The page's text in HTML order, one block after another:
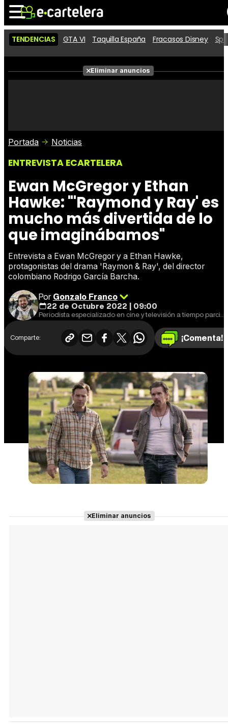
Noticias Cartelera
Películas
Críticas
TENDENCIAS GTA VI Taquilla España Fracasos Disney
Eliminar anuncios
Portada Noticias
ENTREVISTA ECARTELERA
Ewan McGregor y Ethan
Hawke: "'Raymond y Ray' es
mucho más divertida de lo
que imaginábamos"
Entrevista a Ewan McGregor y a Ethan Hawke,
protagonistas del drama 'Raymon & Ray', del director
colombiano Rodrigo García Barcha.
PorGonzalo Franco
22 de Octubre 2022 | 09:00
Periodista especializado en cine y televisión a tiempo parcial, fan de Star Wars a jornada completa.
Comparte: ¡Comenta!
Eliminar anuncios